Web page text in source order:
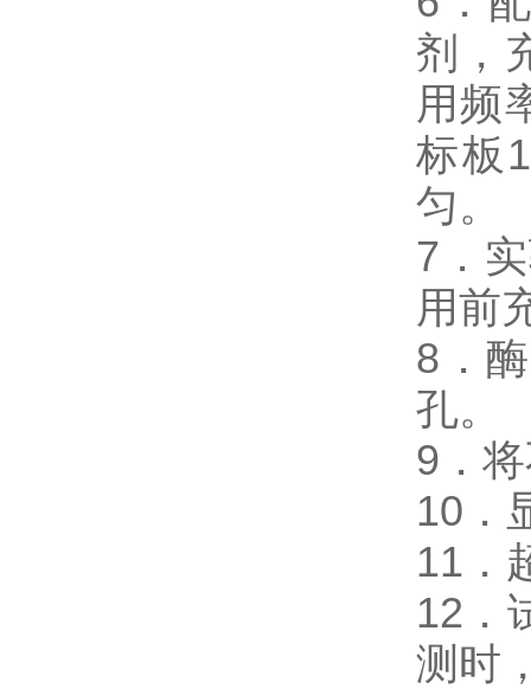
剂，
用频
标板
匀。
7．
用前
8．
孔。
9．
10．
11．
12．
测时